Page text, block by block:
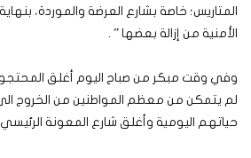
المتاريس؛ خاصة بشارع العرضة والموردة،
الأمنية من إزالة بعضها ” .
وفي وقت مبكر من صباح اليوم أغلق
لم يتمكن من معظم المواطنين من الخروج
حياتهم اليومية وأغلق شارع المعونة